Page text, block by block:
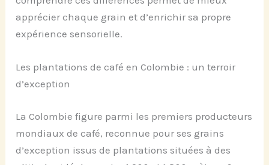
apprécier chaque grain et d’enrichir sa propre
expérience sensorielle.
Les plantations de café en Colombie : un terroir
d’exception
La Colombie figure parmi les premiers producteurs
mondiaux de café, reconnue pour ses grains
d’exception issus de plantations situées à des